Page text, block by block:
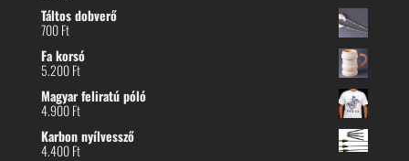
Táltos dobverő
700Ft
Fa korsó
5.200Ft
Magyar feliratú póló
4.900Ft
Karbon nyílvessző
4.400Ft